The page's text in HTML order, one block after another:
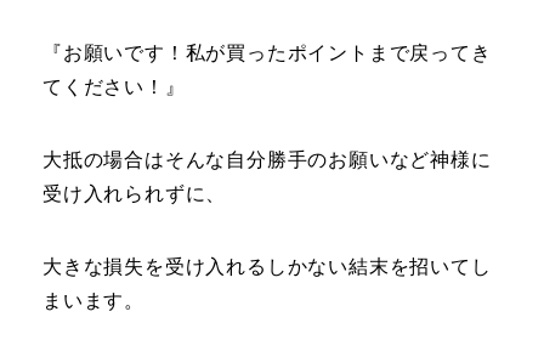
『お願いです！私が買ったポイントまで戻ってき
てください！』
大抵の場合はそんな自分勝手のお願いなど神様に
受け入れられずに、
大きな損失を受け入れるしかない結末を招いてし
まいます。